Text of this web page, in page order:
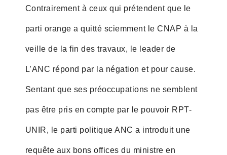
Contrairement à ceux qui prétendent que le
parti orange a quitté sciemment le CNAP à la
veille de la fin des travaux, le leader de
L’ANC répond par la négation et pour cause.
Sentant que ses préoccupations ne semblent
pas être pris en compte par le pouvoir RPT-
UNIR, le parti politique ANC a introduit une
requête aux bons offices du ministre en